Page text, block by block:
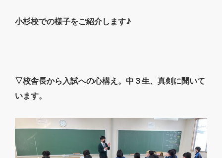
小杉校での様子をご紹介します♪
▽校舎長から入試への心構え。中３生、真剣に聞いて
います。